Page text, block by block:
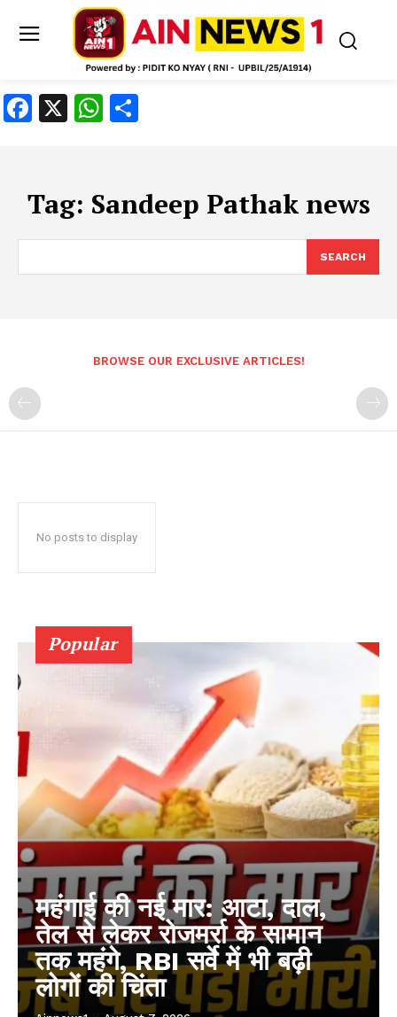
Facebook
X WhatsApp
Tag: Sandeep Pathak news
SEARCH
BROWSE OUR EXCLUSIVE ARTICLES!
No posts to display
Popular
महंगाई की नई मार: आटा, दाल,
तेल से लेकर रोजमर्रा के सामान
तक महंगे, RBI सर्वे में भी बढ़ी
लोगों की चिंता